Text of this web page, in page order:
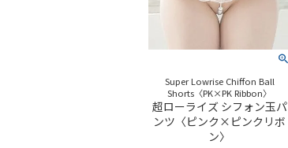
Super Lowrise Chiffon Ball
Shorts〈PK×PK Ribbon〉
超ローライズ シフォン玉パ
ンツ〈ピンク×ピンクリボ
ン〉